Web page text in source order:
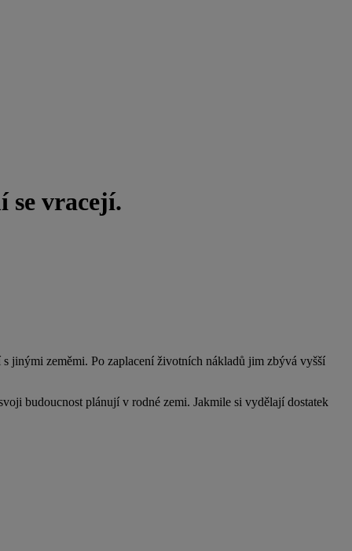
se vracejí.
jinými zeměmi. Po zaplacení životních nákladů jim zbývá vyšší
budoucnost plánují v rodné zemi. Jakmile si vydělají dostatek